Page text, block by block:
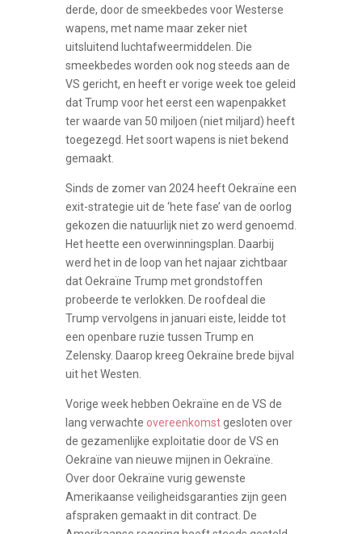
derde, door de smeekbedes voor Westerse
wapens, met name maar zeker niet
uitsluitend luchtafweermiddelen. Die
smeekbedes worden ook nog steeds aan de
VS gericht, en heeft er vorige week toe geleid
dat Trump voor het eerst een wapenpakket
ter waarde van 50 miljoen (niet miljard) heeft
toegezegd. Het soort wapens is niet bekend
gemaakt.
Sinds de zomer van 2024 heeft Oekraïne een
exit-strategie uit de ‘hete fase’ van de oorlog
gekozen die natuurlijk niet zo werd genoemd.
Het heette een overwinningsplan. Daarbij
werd het in de loop van het najaar zichtbaar
dat Oekraïne Trump met grondstoffen
probeerde te verlokken. De roofdeal die
Trump vervolgens in januari eiste, leidde tot
een openbare ruzie tussen Trump en
Zelensky. Daarop kreeg Oekraïne brede bijval
uit het Westen.
Vorige week hebben Oekraïne en de VS de
lang verwachte overeenkomstgesloten over
de gezamenlijke exploitatie door de VS en
Oekraïne van nieuwe mijnen in Oekraïne.
Over door Oekraïne vurig gewenste
Amerikaanse veiligheidsgaranties zijn geen
afspraken gemaakt in dit contract. De